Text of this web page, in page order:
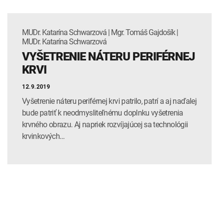
MUDr. Katarína Schwarzová | Mgr. Tomáš Gajdošík |
MUDr. Katarína Schwarzová
VYŠETRENIE NÁTERU PERIFÉRNEJ
KRVI
12.9.2019
Vyšetrenie náteru periférnej krvi patrilo, patrí a aj naďalej
bude patriť k neodmysliteľnému doplnku vyšetrenia
krvného obrazu. Aj napriek rozvíjajúcej sa technológii
krvinkových…